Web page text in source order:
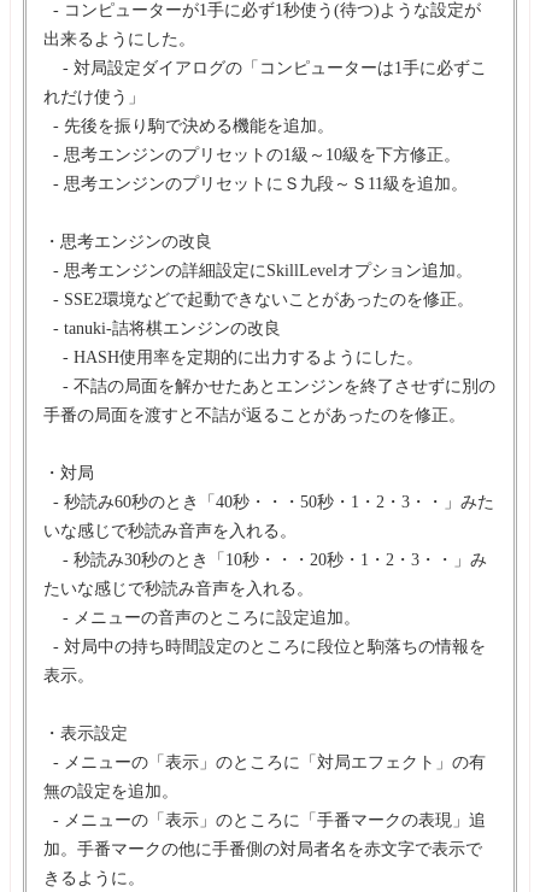
- コンピューターが1手に必ず1秒使う(待つ)ような設定が
出来るようにした。
- 対局設定ダイアログの「コンピューターは1手に必ずこ
れだけ使う」
- 先後を振り駒で決める機能を追加。
- 思考エンジンのプリセットの1級～10級を下方修正。
- 思考エンジンのプリセットにＳ九段～Ｓ11級を追加。
・思考エンジンの改良
- 思考エンジンの詳細設定にSkillLevelオプション追加。
- SSE2環境などで起動できないことがあったのを修正。
- tanuki-詰将棋エンジンの改良
- HASH使用率を定期的に出力するようにした。
- 不詰の局面を解かせたあとエンジンを終了させずに別の
手番の局面を渡すと不詰が返ることがあったのを修正。
・対局
- 秒読み60秒のとき「40秒・・・50秒・1・2・3・・」みた
いな感じで秒読み音声を入れる。
- 秒読み30秒のとき「10秒・・・20秒・1・2・3・・」み
たいな感じで秒読み音声を入れる。
- メニューの音声のところに設定追加。
- 対局中の持ち時間設定のところに段位と駒落ちの情報を
表示。
・表示設定
- メニューの「表示」のところに「対局エフェクト」の有
無の設定を追加。
- メニューの「表示」のところに「手番マークの表現」追
加。手番マークの他に手番側の対局者名を赤文字で表示で
きるように。